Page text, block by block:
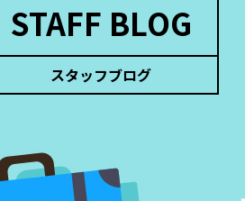
STAFF BLOG
スタッフブログ